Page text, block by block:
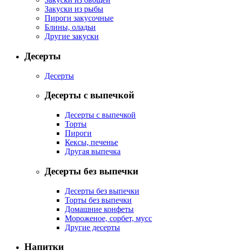
Закуски из рыбы
Пироги закусочные
Блины, оладьи
Другие закуски
Десерты
Десерты
Десерты с выпечкой
Десерты с выпечкой
Торты
Пироги
Кексы, печенье
Другая выпечка
Десерты без выпечки
Десерты без выпечки
Торты без выпечки
Домашние конфеты
Мороженое, сорбет, мусс
Другие десерты
Напитки